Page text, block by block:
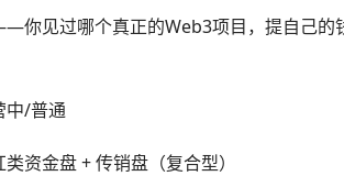
你见过哪个真正的Web3项目，提自己的
中/普通
类资金盘 + 传销盘（复合型）